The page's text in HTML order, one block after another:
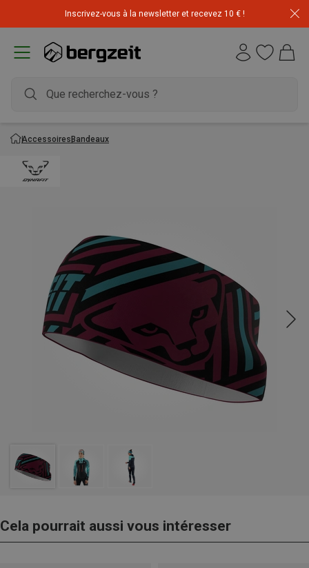
Inscrivez-vous à la newsletter et recevez 10 € !
AccessoiresBandeaux
Cela pourrait aussi vous intéresser